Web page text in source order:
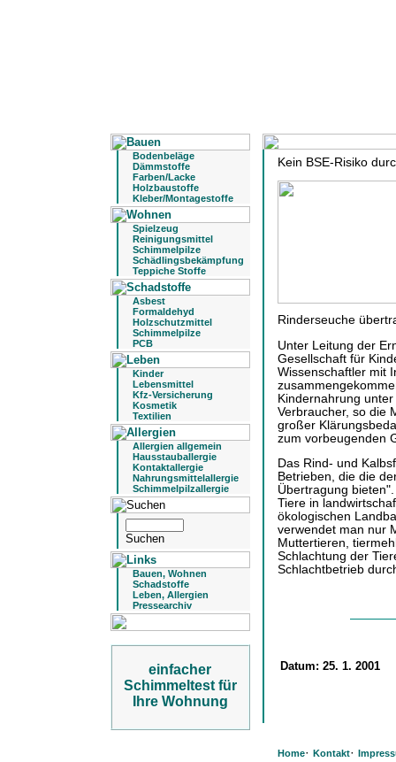
Bodenbeläge
Dämmstoffe
Farben/Lacke
Holzbaustoffe
Kleber/Montagestoffe
Spielzeug
Reinigungsmittel
Schimmelpilze
Schädlingsbekämpfung
Teppiche Stoffe
Asbest
Formaldehyd
Holzschutzmittel
Schimmelpilze
PCB
Kinder
Lebensmittel
Kfz-Versicherung
Kosmetik
Textilien
Allergien allgemein
Hausstauballergie
Kontaktallergie
Nahrungsmittelallergie
Schimmelpilzallergie
Bauen, Wohnen
Schadstoffe
Leben, Allergien
Pressearchiv
einfacher
Schimmeltest für
Ihre Wohnung
Kein BSE-Risiko
Rinderseuche
Unter Leitung der
Gesellschaft für
Wissenschaftler mit
Kindernahrung
Verbraucher, so die
großer
zum vorbeugenden
Das Rind- und
Betrieben, die die
Übertragung
Tiere in
ökologischen
verwendet man nur
Muttertieren,
Schlachtung der
Schlachtbetrieb
Datum: 25. 1. 2001
Home· Kontakt·